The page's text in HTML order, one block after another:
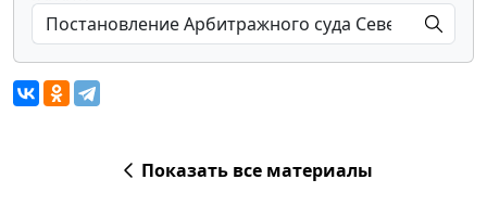
Показать все материалы